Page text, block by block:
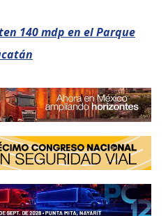
140 mdp en el Parque